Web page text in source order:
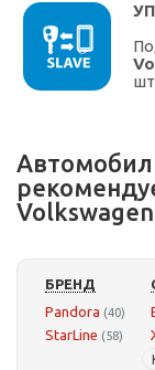
БРЕНД
Pandora (40)
StarLine (58)